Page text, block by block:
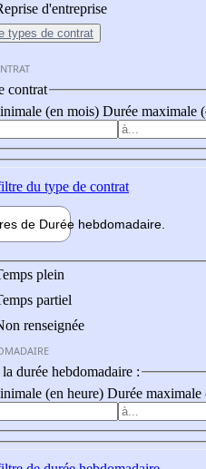
d'entreprise
types de contrat
contrat
(en mois) Durée maximale
du type de contrat
de Durée hebdomadaire
plein
partiel
renseignée
durée hebdomadaire :
(en heure) Durée maximale